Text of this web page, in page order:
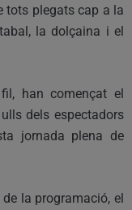
tots plegats cap a la
la dolçaina i el
han començat el
dels espectadors
jornada plena de
la programació, el